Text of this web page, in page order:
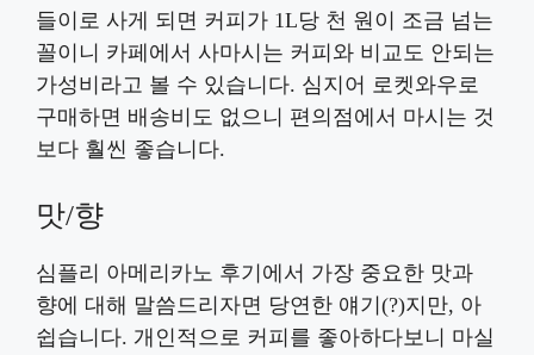
들이로 사게 되면 커피가 1L당 천 원이 조금 넘는
꼴이니 카페에서 사마시는 커피와 비교도 안되는
가성비라고 볼 수 있습니다. 심지어 로켓와우로
구매하면 배송비도 없으니 편의점에서 마시는 것
보다 훨씬 좋습니다.
맛/향
심플리 아메리카노 후기에서 가장 중요한 맛과
향에 대해 말씀드리자면 당연한 얘기(?)지만, 아
쉽습니다. 개인적으로 커피를 좋아하다보니 마실